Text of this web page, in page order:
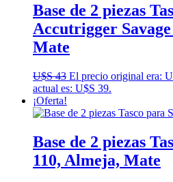
Base de 2 piezas
Accutrigger
Mate
U$S43 El precio original era:
actual es: U$S 39.
¡Oferta!
Base de 2 piezas
110, Almeja, Mate